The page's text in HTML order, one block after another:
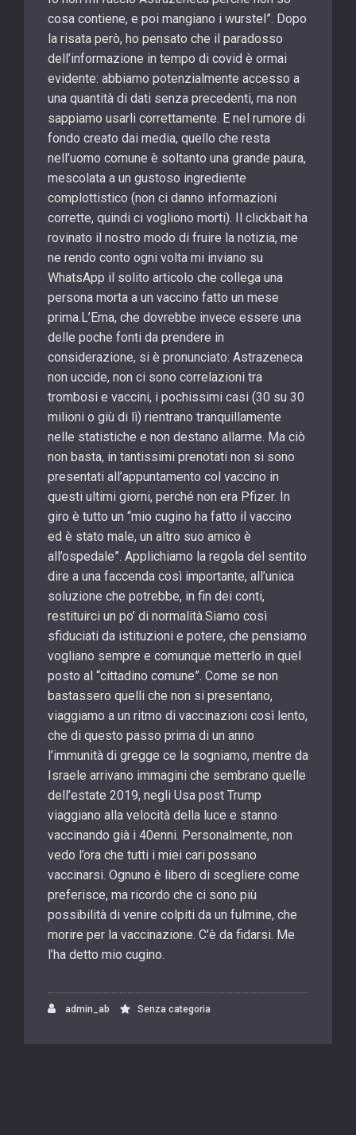
cosa contiene, e poi mangiano i wurstel”. Dopo
la risata però, ho pensato che il paradosso
dell’informazione in tempo di covid è ormai
evidente: abbiamo potenzialmente accesso a
una quantità di dati senza precedenti, ma non
sappiamo usarli correttamente. E nel rumore di
fondo creato dai media, quello che resta
nell’uomo comune è soltanto una grande paura,
mescolata a un gustoso ingrediente
complottistico (non ci danno informazioni
corrette, quindi ci vogliono morti). Il clickbait ha
rovinato il nostro modo di fruire la notizia, me
ne rendo conto ogni volta mi inviano su
WhatsApp il solito articolo che collega una
persona morta a un vaccino fatto un mese
prima.L’Ema, che dovrebbe invece essere una
delle poche fonti da prendere in
considerazione, si è pronunciato: Astrazeneca
non uccide, non ci sono correlazioni tra
trombosi e vaccini, i pochissimi casi (30 su 30
milioni o giù di lì) rientrano tranquillamente
nelle statistiche e non destano allarme. Ma ciò
non basta, in tantissimi prenotati non si sono
presentati all’appuntamento col vaccino in
questi ultimi giorni, perché non era Pfizer. In
giro è tutto un “mio cugino ha fatto il vaccino
ed è stato male, un altro suo amico è
all’ospedale”. Applichiamo la regola del sentito
dire a una faccenda così importante, all’unica
soluzione che potrebbe, in fin dei conti,
restituirci un po’ di normalità.Siamo così
sfiduciati da istituzioni e potere, che pensiamo
vogliano sempre e comunque metterlo in quel
posto al “cittadino comune”. Come se non
bastassero quelli che non si presentano,
viaggiamo a un ritmo di vaccinazioni così lento,
che di questo passo prima di un anno
l’immunità di gregge ce la sogniamo, mentre da
Israele arrivano immagini che sembrano quelle
dell’estate 2019, negli Usa post Trump
viaggiano alla velocità della luce e stanno
vaccinando già i 40enni. Personalmente, non
vedo l’ora che tutti i miei cari possano
vaccinarsi. Ognuno è libero di scegliere come
preferisce, ma ricordo che ci sono più
possibilità di venire colpiti da un fulmine, che
morire per la vaccinazione. C’è da fidarsi. Me
l’ha detto mio cugino.
admin_ab Senza categoria